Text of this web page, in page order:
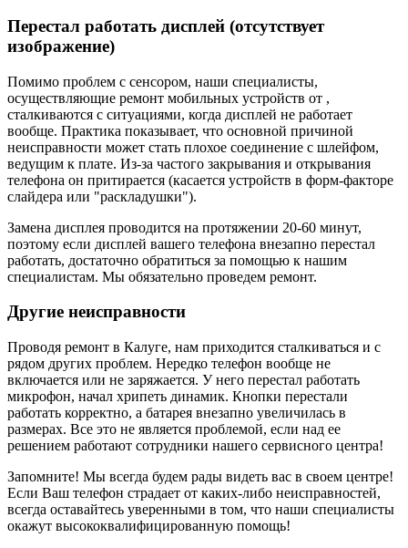
Перестал работать дисплей (отсутствует
изображение)
Помимо проблем с сенсором, наши специалисты,
осуществляющие ремонт мобильных устройств от ,
сталкиваются с ситуациями, когда дисплей не работает
вообще. Практика показывает, что основной причиной
неисправности может стать плохое соединение с шлейфом,
ведущим к плате. Из-за частого закрывания и открывания
телефона он притирается (касается устройств в форм-факторе
слайдера или "раскладушки").
Замена дисплея проводится на протяжении 20-60 минут,
поэтому если дисплей вашего телефона внезапно перестал
работать, достаточно обратиться за помощью к нашим
специалистам. Мы обязательно проведем ремонт.
Другие неисправности
Проводя ремонт в Калуге, нам приходится сталкиваться и с
рядом других проблем. Нередко телефон вообще не
включается или не заряжается. У него перестал работать
микрофон, начал хрипеть динамик. Кнопки перестали
работать корректно, а батарея внезапно увеличилась в
размерах. Все это не является проблемой, если над ее
решением работают сотрудники нашего сервисного центра!
Запомните! Мы всегда будем рады видеть вас в своем центре!
Если Ваш телефон страдает от каких-либо неисправностей,
всегда оставайтесь уверенными в том, что наши специалисты
окажут высококвалифицированную помощь!